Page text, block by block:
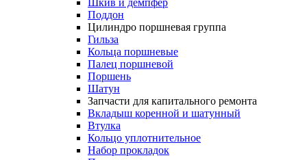
Шкив и демпфер
Поддон
Цилиндро поршневая группа
Гильза
Кольца поршневые
Палец поршневой
Поршень
Шатун
Запчасти для капитального ремонта
Вкладыш коренной и шатунный
Втулка
Кольцо уплотнительное
Набор прокладок